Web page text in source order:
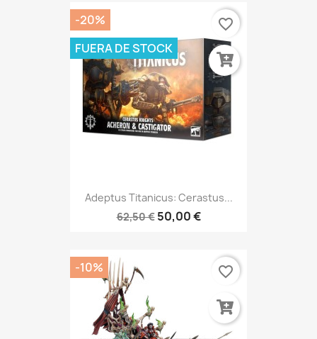
Adeptus Titanicus: Cerastus...
62,50 € 50,00 €
-20%
FUERA DE STOCK
favorite_border
-10% favorite_border